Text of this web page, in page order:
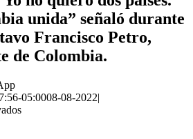
unida” señaló durante
Francisco Petro,
de Colombia.
05:0008-08-2022|